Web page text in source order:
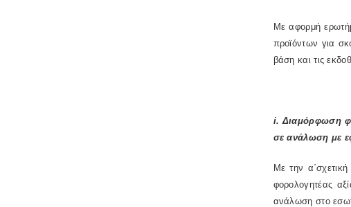
Με αφορμή
προϊόντων για
βάση και τις
i. Διαμόρφωση
σε ανάλωση με
Με την
φορολογητέας
ανάλωση στο